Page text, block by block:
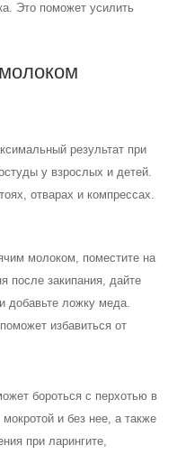
Это поможет усилить
результат при
у взрослых и детей.
отварах и компрессах.
молоком, поместите на
после закипания, дайте
добавьте ложку меда.
избавиться от
бороться с перхотью в
и без нее, а также
при ларингите,